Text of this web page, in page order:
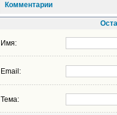
Комментарии
Имя:
Email:
Тема: